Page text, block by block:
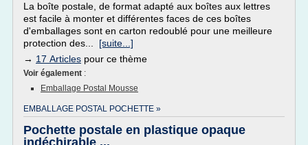
La boîte postale, de format adapté aux boîtes aux lettres
est facile à monter et différentes faces de ces boîtes
d'emballages sont en carton redoublé pour une meilleure
protection des... [suite...]
→ 17 Articles pour ce thème
Voir également :
Emballage Postal Mousse
EMBALLAGE POSTAL POCHETTE »
Pochette postale en plastique opaque
indéchirable ...